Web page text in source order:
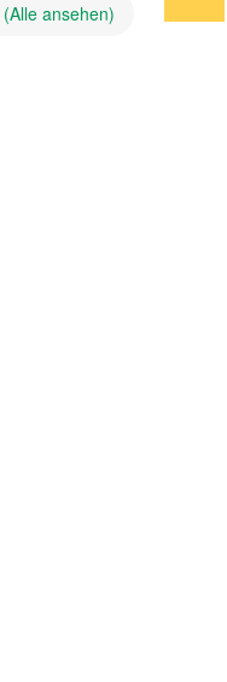
(Alle ansehen)